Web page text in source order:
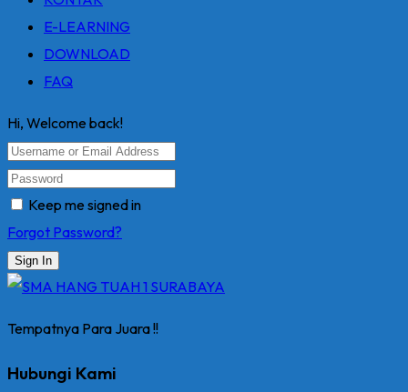
E-LEARNING
DOWNLOAD
FAQ
Hi, Welcome back!
Keep me signed in
Forgot Password?
Sign In
Tempatnya Para Juara !!
Hubungi Kami